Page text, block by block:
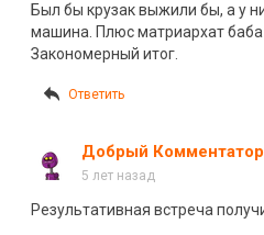
Был бы крузак выжили бы, а у
машина. Плюс матриархат баба
Закономерный итог.
Ответить
Добрый Комментатор
5 лет назад
Результативная встреча